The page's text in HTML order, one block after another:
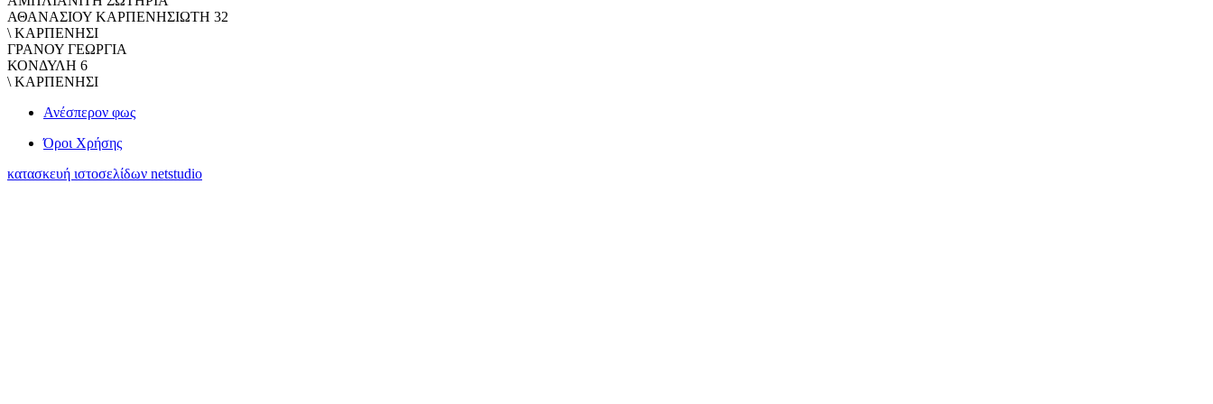
ΑΘΑΝΑΣΙΟΥ ΚΑΡΠΕΝΗΣΙΩΤΗ 32
\ ΚΑΡΠΕΝΗΣΙ
ΓΡΑΝΟΥ ΓΕΩΡΓΙΑ
ΚΟΝΔΥΛΗ 6
\ ΚΑΡΠΕΝΗΣΙ
Ανέσπερον φως
Όροι Χρήσης
κατασκευή ιστοσελίδων netstudio